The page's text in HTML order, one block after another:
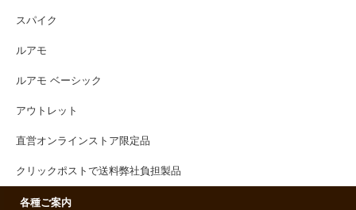
スパイク
ルアモ
ルアモ ベーシック
アウトレット
直営オンラインストア限定品
クリックポストで送料弊社負担製品
各種ご案内